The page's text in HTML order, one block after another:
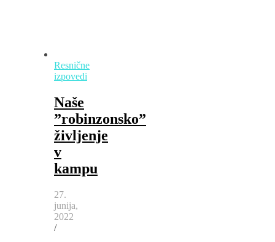
Resnične
izpovedi
Naše
”robinzonsko”
življenje
v
kampu
27.
junija,
2022
/